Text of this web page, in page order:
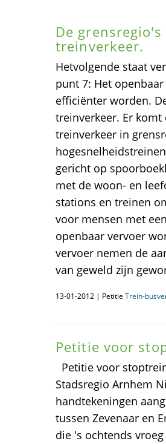
De
treinverkeer.
Hetvolgende staat
punt 7: Het
efficiënter worden.
treinverkeer. Er
treinverkeer in
gericht op
met de woon- en
stations en treinen
voor mensen met
openbaar vervoer
vervoer nemen de
van geweld zijn
13-01-2012 | Petitie Trein-
Petitie voor
Petitie voor
Stadsregio Arnhem
handtekeningen
tussen Zevenaar en
die 's ochtends